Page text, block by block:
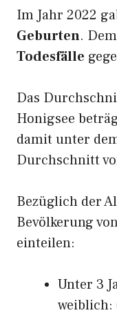
Im Jahr 2022
Geburten.
Todesfälle
Das
Honigsee
damit unter
Durchschnitt
Bezüglich der
Bevölkerung
einteilen:
Unter 3
weiblich: